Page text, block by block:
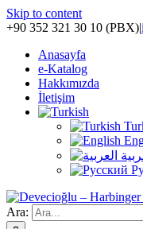
Skip to content
+90 352 321 30 10 (PBX)|
Anasayfa
e-Katalog
Hakkımızda
İletişim
Ara: